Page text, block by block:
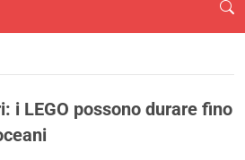
i LEGO possono durare fino